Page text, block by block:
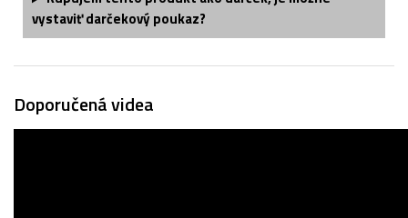
vystaviť darčekový poukaz?
Doporučená videa